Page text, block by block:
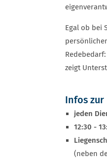
Egal ob bei
zeigt
Infos zur
jeden
12:30 -
(neben